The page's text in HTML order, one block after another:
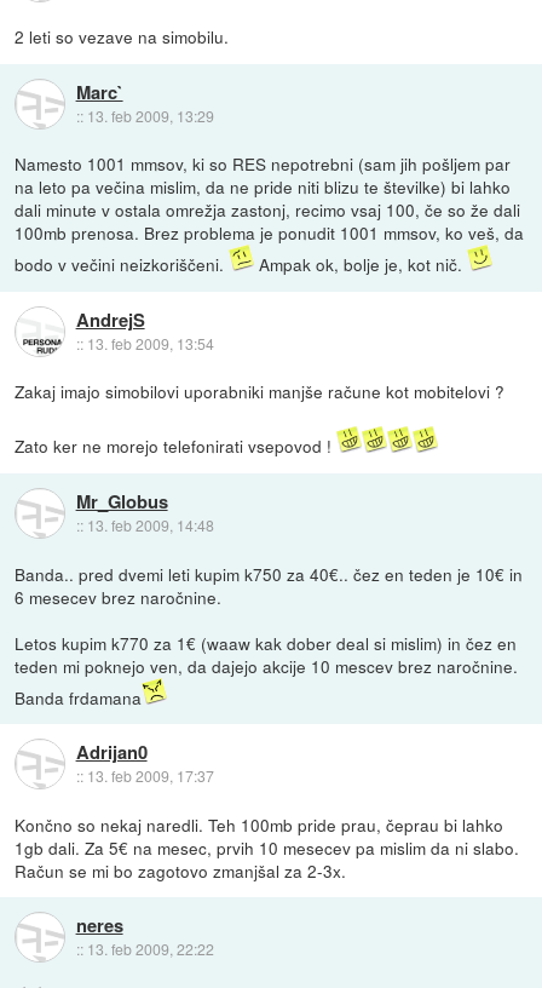
2 leti so vezave na simobilu.
Marc`
:: 13. feb 2009, 13:29
Namesto 1001 mmsov, ki so RES nepotrebni (sam jih pošljem par
na leto pa večina mislim, da ne pride niti blizu te številke) bi lahko
dali minute v ostala omrežja zastonj, recimo vsaj 100, če so že dali
100mb prenosa. Brez problema je ponudit 1001 mmsov, ko veš, da
bodo v večini neizkoriščeni.
Ampak ok, bolje je, kot nič.
AndrejS
:: 13. feb 2009, 13:54
Zakaj imajo simobilovi uporabniki manjše račune kot mobitelovi ?
Zato ker ne morejo telefonirati vsepovod !
Mr_Globus
:: 13. feb 2009, 14:48
Banda.. pred dvemi leti kupim k750 za 40€.. čez en teden je 10€ in
6 mesecev brez naročnine.
Letos kupim k770 za 1€ (waaw kak dober deal si mislim) in čez en
teden mi poknejo ven, da dajejo akcije 10 mescev brez naročnine.
Banda frdamana
Adrijan0
:: 13. feb 2009, 17:37
Končno so nekaj naredli. Teh 100mb pride prau, čeprau bi lahko
1gb dali. Za 5€ na mesec, prvih 10 mesecev pa mislim da ni slabo.
Račun se mi bo zagotovo zmanjšal za 2-3x.
neres
:: 13. feb 2009, 22:22